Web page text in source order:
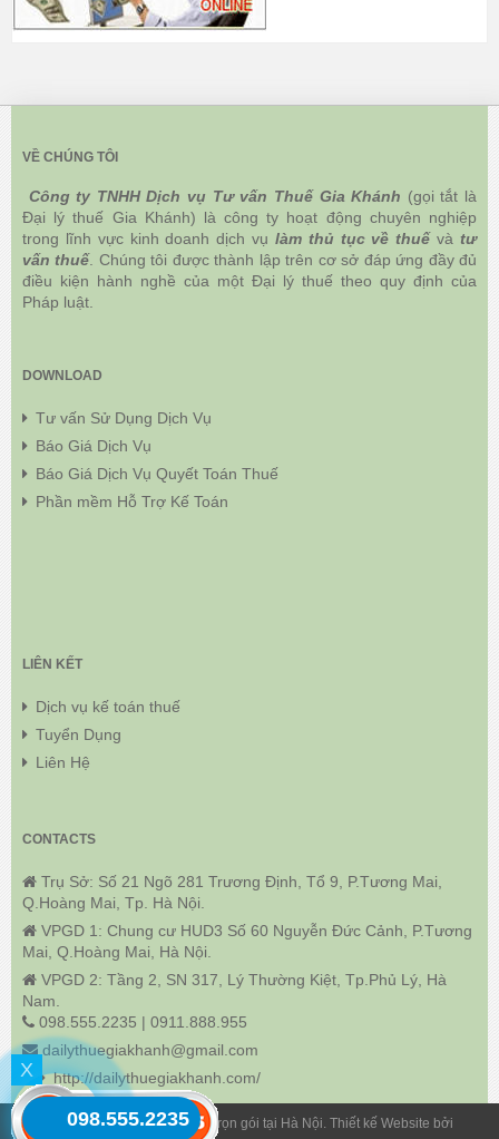
VỀ CHÚNG TÔI
Công ty TNHH Dịch vụ Tư vấn Thuế Gia Khánh (gọi tắt là
Đại lý thuế Gia Khánh) là công ty hoạt động chuyên nghiệp
trong lĩnh vực kinh doanh dịch vụ làm thủ tục về thuếvàtư
vấn thuế. Chúng tôi được thành lập trên cơ sở đáp ứng đầy đủ
điều kiện hành nghề của một Đại lý thuế theo quy định của
Pháp luật.
DOWNLOAD
Tư vấn Sử Dụng Dịch Vụ
Báo Giá Dịch Vụ
Báo Giá Dịch Vụ Quyết Toán Thuế
Phần mềm Hỗ Trợ Kế Toán
LIÊN KẾT
Dịch vụ kế toán thuế
Tuyển Dụng
Liên Hệ
CONTACTS
Trụ Sở: Số 21 Ngõ 281 Trương Định, Tổ 9, P.Tương Mai,
Q.Hoàng Mai, Tp. Hà Nội.
VPGD 1: Chung cư HUD3 Số 60 Nguyễn Đức Cảnh, P.Tương
Mai, Q.Hoàng Mai, Hà Nội.
VPGD 2: Tầng 2, SN 317, Lý Thường Kiệt, Tp.Phủ Lý, Hà
Nam.
098.555.2235 | 0911.888.955
dailythuegiakhanh@gmail.com
http://dailythuegiakhanh.com/
© 2018 Dịch Vụ Kế Toán Thuế Trọn gói tại Hà Nội. Thiết kế Website bởi
X
098.555.2235